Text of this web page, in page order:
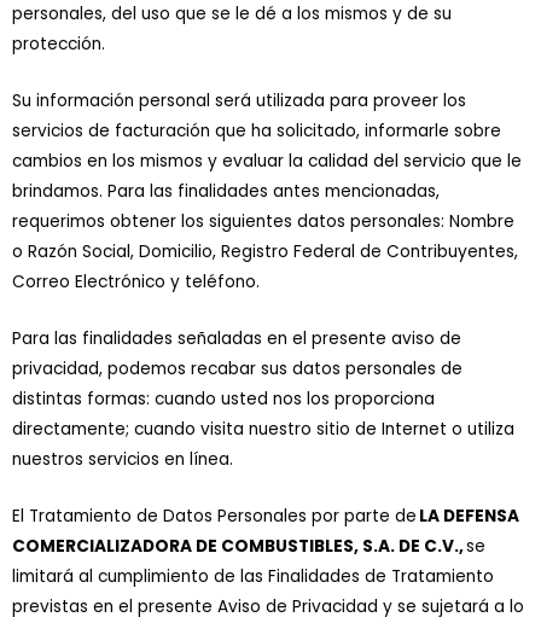
personales, del uso que se le dé a los mismos y de su
protección.
Su información personal será utilizada para proveer los
servicios de facturación que ha solicitado, informarle sobre
cambios en los mismos y evaluar la calidad del servicio que le
brindamos. Para las finalidades antes mencionadas,
requerimos obtener los siguientes datos personales: Nombre
o Razón Social, Domicilio, Registro Federal de Contribuyentes,
Correo Electrónico y teléfono.
Para las finalidades señaladas en el presente aviso de
privacidad, podemos recabar sus datos personales de
distintas formas: cuando usted nos los proporciona
directamente; cuando visita nuestro sitio de Internet o utiliza
nuestros servicios en línea.
El Tratamiento de Datos Personales por parte de LA DEFENSA
COMERCIALIZADORA DE COMBUSTIBLES, S.A. DE C.V.,se
limitará al cumplimiento de las Finalidades de Tratamiento
previstas en el presente Aviso de Privacidad y se sujetará a lo